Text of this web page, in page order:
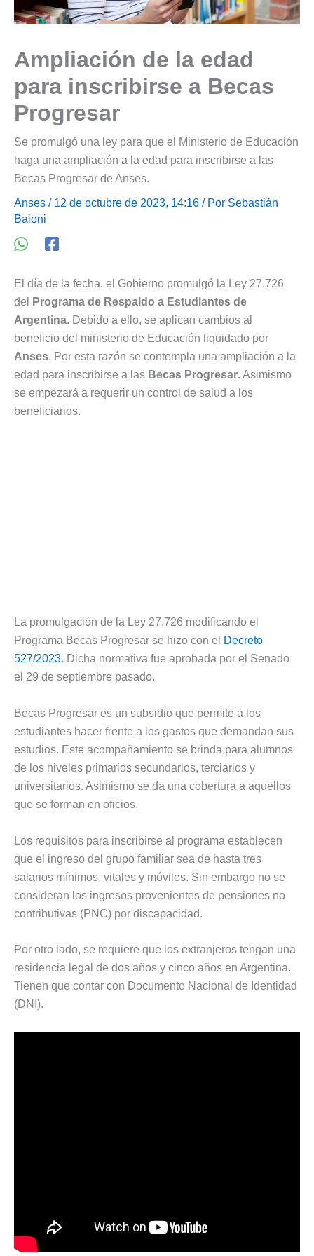
Ampliación de la edad
para inscribirse a Becas
Progresar
Se promulgó una ley para que el Ministerio de Educación
haga una ampliación a la edad para inscribirse a las
Becas Progresar de Anses.
Anses / 12 de octubre de 2023, 14:16 / Por Sebastián
Baioni
El día de la fecha, el Gobierno promulgó la Ley 27.726
del
Programa de Respaldo a Estudiantes de
Argentina. Debido a ello, se aplican cambios al
beneficio del ministerio de Educación liquidado por
Anses. Por esta razón se contempla una ampliación a la
edad para inscribirse a las Becas Progresar. Asimismo
se empezará a requerir un control de salud a los
beneficiarios.
La promulgación de la Ley 27.726 modificando el
Programa Becas Progresar se hizo con el
Decreto
527/2023. Dicha normativa fue aprobada por el Senado
el 29 de septiembre pasado.
Becas Progresar es un subsidio que permite a los
estudiantes hacer frente a los gastos que demandan sus
estudios. Este acompañamiento se brinda para alumnos
de los niveles primarios secundarios, terciarios y
universitarios. Asimismo se da una cobertura a aquellos
que se forman en oficios.
Los requisitos para inscribirse al programa establecen
que el ingreso del grupo familiar sea de hasta tres
salarios mínimos, vitales y móviles. Sin embargo no se
consideran los ingresos provenientes de pensiones no
contributivas (PNC) por discapacidad.
Por otro lado, se requiere que los extranjeros tengan una
residencia legal de dos años y cinco años en Argentina.
Tienen que contar con Documento Nacional de Identidad
(DNI).